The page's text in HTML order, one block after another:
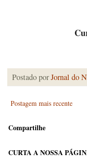
Postado porJornal do
Postagem mais recente
Compartilhe
CURTA A NOSSA